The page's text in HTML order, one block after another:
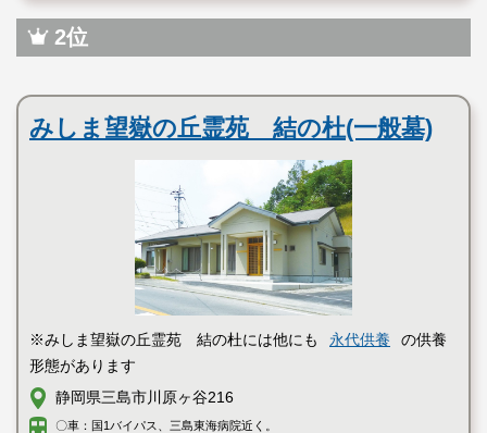
2位
みしま望嶽の丘霊苑 結の杜(一般墓)
※みしま望嶽の丘霊苑 結の杜には他にも 永代供養
の供養
形態があります
静岡県三島市川原ヶ谷216
〇車：国1バイパス、三島東海病院近く。